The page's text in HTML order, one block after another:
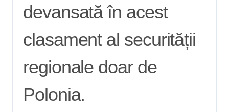
devansată în acest
clasament al securității
regionale doar de
Polonia.